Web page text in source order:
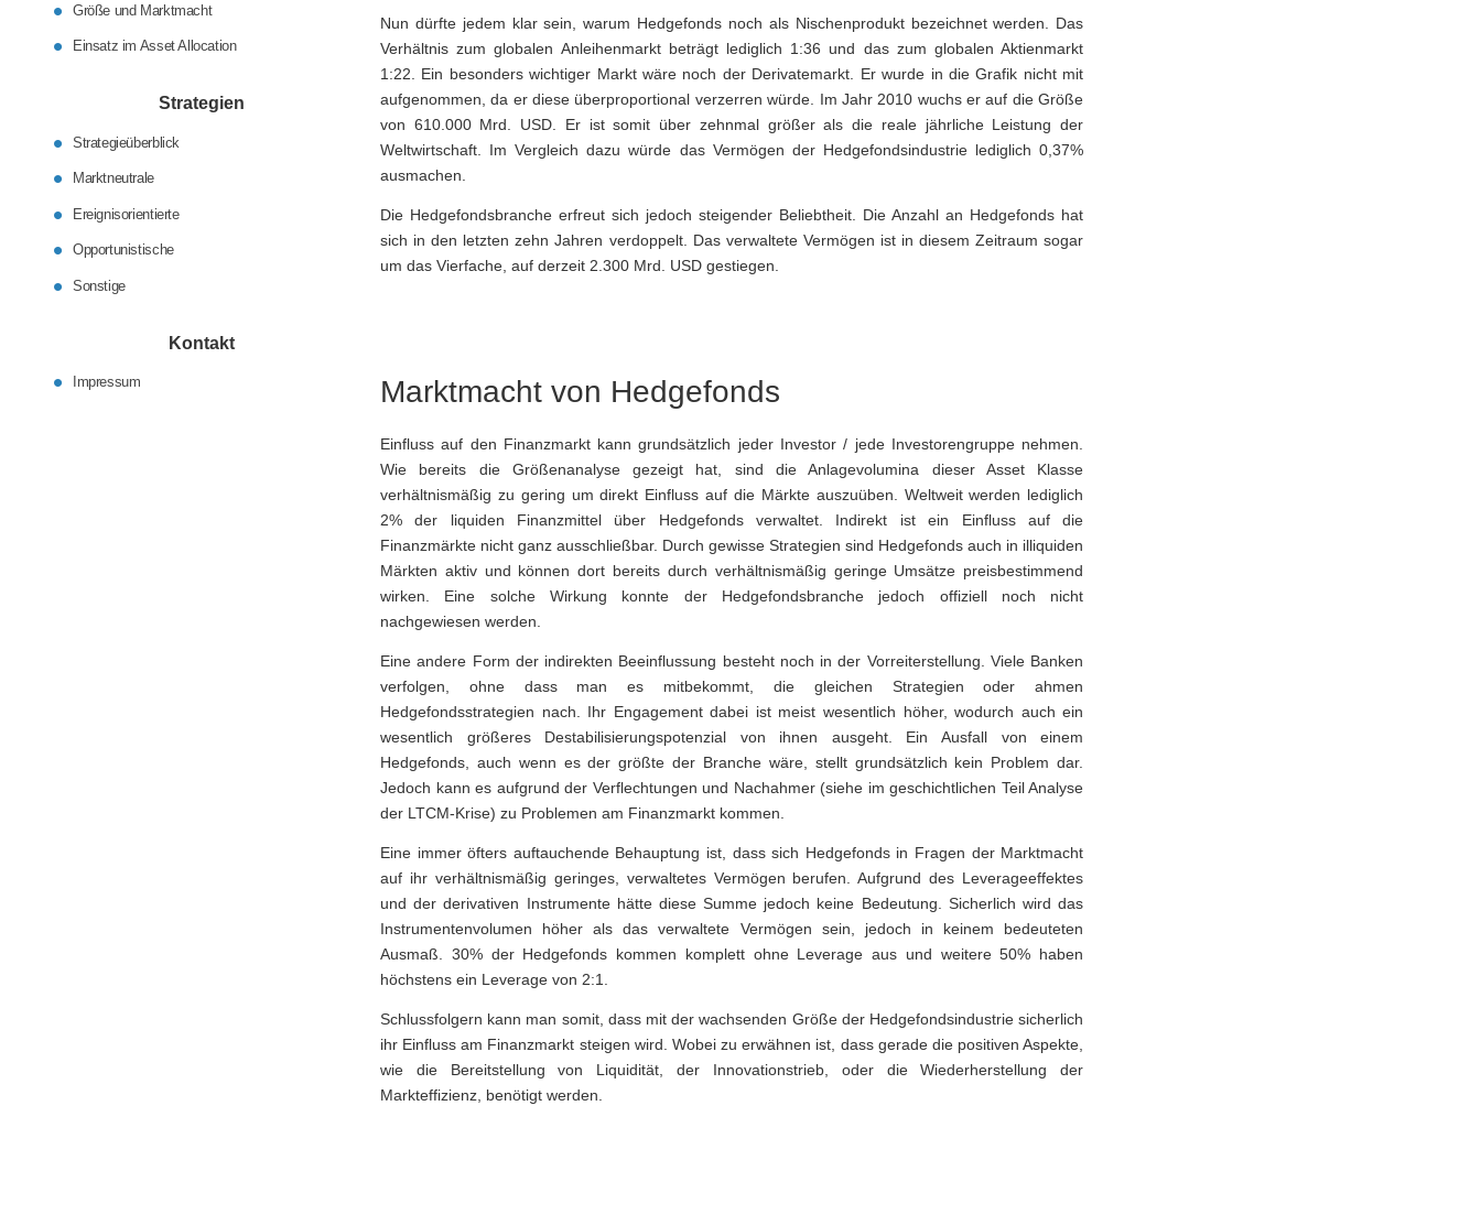
Nun dürfte jedem klar sein, warum Hedgefonds noch als Nischenprodukt bezeichnet werden. Das
Verhältnis zum globalen Anleihenmarkt beträgt lediglich 1:36 und das zum globalen Aktienmarkt
1:22. Ein besonders wichtiger Markt wäre noch der Derivatemarkt. Er wurde in die Grafik nicht mit
aufgenommen, da er diese überproportional verzerren würde. Im Jahr 2010 wuchs er auf die Größe
von 610.000 Mrd. USD. Er ist somit über zehnmal größer als die reale jährliche Leistung der
Weltwirtschaft. Im Vergleich dazu würde das Vermögen der Hedgefondsindustrie lediglich 0,37%
ausmachen.
Die Hedgefondsbranche erfreut sich jedoch steigender Beliebtheit. Die Anzahl an Hedgefonds hat
sich in den letzten zehn Jahren verdoppelt. Das verwaltete Vermögen ist in diesem Zeitraum sogar
um das Vierfache, auf derzeit 2.300 Mrd. USD gestiegen.
Marktmacht von Hedgefonds
Einfluss auf den Finanzmarkt kann grundsätzlich jeder Investor / jede Investorengruppe nehmen.
Wie bereits die Größenanalyse gezeigt hat, sind die Anlagevolumina dieser Asset Klasse
verhältnismäßig zu gering um direkt Einfluss auf die Märkte auszuüben. Weltweit werden lediglich
2% der liquiden Finanzmittel über Hedgefonds verwaltet. Indirekt ist ein Einfluss auf die
Finanzmärkte nicht ganz ausschließbar. Durch gewisse Strategien sind Hedgefonds auch in illiquiden
Märkten aktiv und können dort bereits durch verhältnismäßig geringe Umsätze preisbestimmend
wirken. Eine solche Wirkung konnte der Hedgefondsbranche jedoch offiziell noch nicht
nachgewiesen werden.
Eine andere Form der indirekten Beeinflussung besteht noch in der Vorreiterstellung. Viele Banken
verfolgen, ohne dass man es mitbekommt, die gleichen Strategien oder ahmen
Hedgefondsstrategien nach. Ihr Engagement dabei ist meist wesentlich höher, wodurch auch ein
wesentlich größeres Destabilisierungspotenzial von ihnen ausgeht. Ein Ausfall von einem
Hedgefonds, auch wenn es der größte der Branche wäre, stellt grundsätzlich kein Problem dar.
Jedoch kann es aufgrund der Verflechtungen und Nachahmer (siehe im geschichtlichen Teil Analyse
der LTCM-Krise) zu Problemen am Finanzmarkt kommen.
Eine immer öfters auftauchende Behauptung ist, dass sich Hedgefonds in Fragen der Marktmacht
auf ihr verhältnismäßig geringes, verwaltetes Vermögen berufen. Aufgrund des Leverageeffektes
und der derivativen Instrumente hätte diese Summe jedoch keine Bedeutung. Sicherlich wird das
Instrumentenvolumen höher als das verwaltete Vermögen sein, jedoch in keinem bedeuteten
Ausmaß. 30% der Hedgefonds kommen komplett ohne Leverage aus und weitere 50% haben
höchstens ein Leverage von 2:1.
Schlussfolgern kann man somit, dass mit der wachsenden Größe der Hedgefondsindustrie sicherlich
ihr Einfluss am Finanzmarkt steigen wird. Wobei zu erwähnen ist, dass gerade die positiven Aspekte,
wie die Bereitstellung von Liquidität, der Innovationstrieb, oder die Wiederherstellung der
Markteffizienz, benötigt werden.
Größe und Marktmacht
Einsatz im Asset Allocation
Strategien
Strategieüberblick
Marktneutrale
Ereignisorientierte
Opportunistische
Sonstige
Kontakt
Impressum